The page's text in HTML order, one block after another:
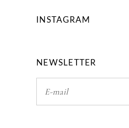
INSTAGRAM
NEWSLETTER